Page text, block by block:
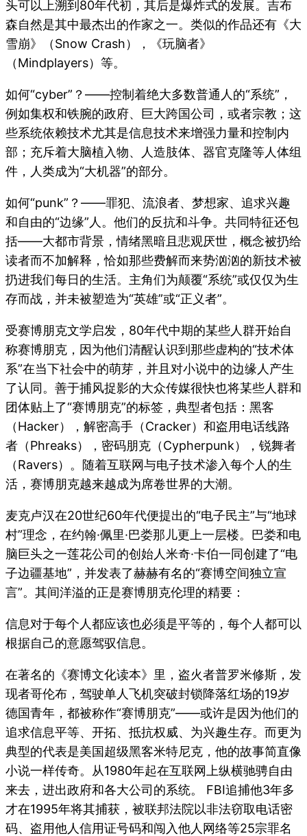
头可以上溯到80年代初，其后是爆炸式的发展。吉布
森自然是其中最杰出的作家之一。类似的作品还有《大
雪崩》（Snow Crash），《玩脑者》
（Mindplayers）等。
如何“cyber”？——控制着绝大多数普通人的“系统”，
例如集权和铁腕的政府、巨大跨国公司，或者宗教；这
些系统依赖技术尤其是信息技术来增强力量和控制内
部；充斥着大脑植入物、人造肢体、器官克隆等人体组
件，人类成为“大机器”的部分。
如何“punk”？——罪犯、流浪者、梦想家、追求兴趣
和自由的“边缘”人。他们的反抗和斗争。共同特征还包
括——大都市背景，情绪黑暗且悲观厌世，概念被扔给
读者而不加解释，恰如那些费解而来势汹汹的新技术被
扔进我们每日的生活。主角们为颠覆“系统”或仅仅为生
存而战，并未被塑造为“英雄”或“正义者”。
受赛博朋克文学启发，80年代中期的某些人群开始自
称赛博朋克，因为他们清醒认识到那些虚构的“技术体
系”在当下社会中的萌芽，并且对小说中的边缘人产生
了认同。善于捕风捉影的大众传媒很快也将某些人群和
团体贴上了“赛博朋克”的标签，典型者包括：黑客
（Hacker），解密高手（Cracker）和盗用电话线路
者（Phreaks），密码朋克（Cypherpunk），锐舞者
（Ravers）。随着互联网与电子技术渗入每个人的生
活，赛博朋克越来越成为席卷世界的大潮。
麦克卢汉在20世纪60年代便提出的“电子民主”与“地球
村”理念，在约翰·佩里·巴娄那儿更上一层楼。巴娄和电
脑巨头之一莲花公司的创始人米奇·卡伯一同创建了“电
子边疆基地”，并发表了赫赫有名的“赛博空间独立宣
言”。其间洋溢的正是赛博朋克伦理的精要：
信息对于每个人都应该也必须是平等的，每个人都可以
根据自己的意愿驾驭信息。
在著名的《赛博文化读本》里，盗火者普罗米修斯，发
现者哥伦布，驾驶单人飞机突破封锁降落红场的19岁
德国青年，都被称作“赛博朋克”——或许是因为他们的
追求信息平等、开拓、抵抗权威、为兴趣生存。而更为
典型的代表是美国超级黑客米特尼克，他的故事简直像
小说一样传奇。从1980年起在互联网上纵横驰骋自由
来去，进出政府和各大公司的系统。 FBI追捕他3年多
才在1995年将其捕获，被联邦法院以非法窃取电话密
码、盗用他人信用证号码和闯入他人网络等25宗罪名